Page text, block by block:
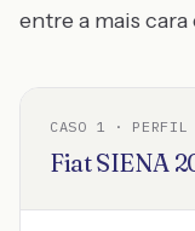
entre a mais cara
CASO 1 · PERFIL
FiatSIENA